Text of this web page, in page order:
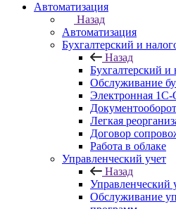
Автоматизация
Назад
Автоматизация
Бухгалтерский и
Назад
Бухгалтерский и
Обслуживание
Электронная 1С-
Легкая
Договор
Работа в облаке
Управленческий учет
Назад
Управленческий
Обслуживание